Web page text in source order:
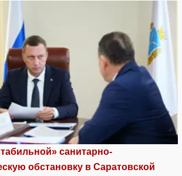
санитарно-
обстановку в Саратовской